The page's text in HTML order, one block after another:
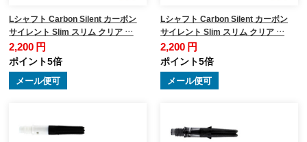
Lシャフト Carbon Silent カーボン
サイレント Slim スリム クリア …
2,200 円
ポイント5倍
メール便可
Lシャフト Carbon Silent カーボン
サイレント Slim スリム クリア …
2,200 円
ポイント5倍
メール便可